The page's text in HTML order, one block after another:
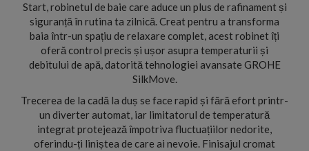
Start, robinetul de baie care aduce un plus de rafinament și
siguranță în rutina ta zilnică. Creat pentru a transforma
baia într-un spațiu de relaxare complet, acest robinet îți
oferă control precis și ușor asupra temperaturii și
debitului de apă, datorită tehnologiei avansate GROHE
SilkMove.
Trecerea de la cadă la duș se face rapid și fără efort printr-
un diverter automat, iar limitatorul de temperatură
integrat protejează împotriva fluctuațiilor nedorite,
oferindu-ți liniștea de care ai nevoie. Finisajul cromat